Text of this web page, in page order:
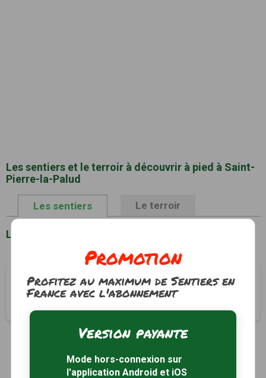
Les sentiers et le terroir à découvrir à pied à Saint-
Pierre-la-Palud
Les sentiers Le terroir
Liste des sentiers à Saint-Pierre-la-Palud
Balade St-Antoine - Puits Perret
Saint-Pierre-la-Palud, Rhône (69)
1
Promotion
Profitez au maximum de Sentiers en
France avec l'abonnement
Version payante
Mode hors-connexion sur
l'application Android et iOS